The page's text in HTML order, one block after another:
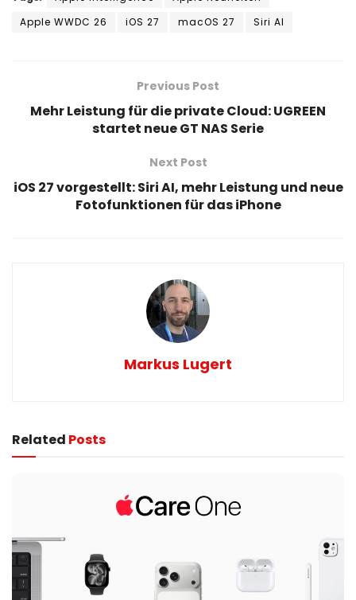
Apple WWDC 26
iOS 27 macOS 27 Siri AI
Previous Post
Mehr Leistung für die private Cloud: UGREEN
startet neue GT NAS Serie
Next Post
iOS 27 vorgestellt: Siri AI, mehr Leistung und neue
Fotofunktionen für das iPhone
Markus Lugert
Related Posts